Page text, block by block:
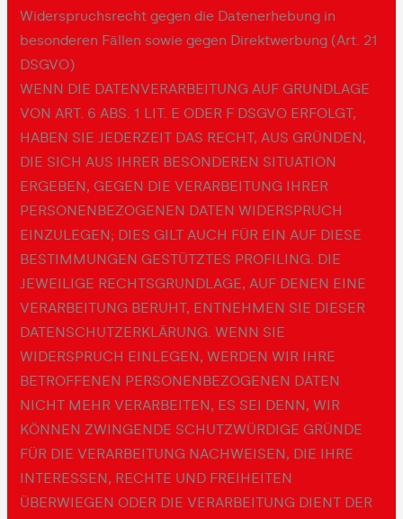
Widerspruchsrecht gegen die Datenerhebung in
besonderen Fällen sowie gegen Direktwerbung (Art. 21
DSGVO)
WENN DIE DATENVERARBEITUNG AUF GRUNDLAGE
VON ART. 6 ABS. 1 LIT. E ODER F DSGVO ERFOLGT,
HABEN SIE JEDERZEIT DAS RECHT, AUS GRÜNDEN,
DIE SICH AUS IHRER BESONDEREN SITUATION
ERGEBEN, GEGEN DIE VERARBEITUNG IHRER
PERSONENBEZOGENEN DATEN WIDERSPRUCH
EINZULEGEN; DIES GILT AUCH FÜR EIN AUF DIESE
BESTIMMUNGEN GESTÜTZTES PROFILING. DIE
JEWEILIGE RECHTSGRUNDLAGE, AUF DENEN EINE
VERARBEITUNG BERUHT, ENTNEHMEN SIE DIESER
DATENSCHUTZERKLÄRUNG. WENN SIE
WIDERSPRUCH EINLEGEN, WERDEN WIR IHRE
BETROFFENEN PERSONENBEZOGENEN DATEN
NICHT MEHR VERARBEITEN, ES SEI DENN, WIR
KÖNNEN ZWINGENDE SCHUTZWÜRDIGE GRÜNDE
FÜR DIE VERARBEITUNG NACHWEISEN, DIE IHRE
INTERESSEN, RECHTE UND FREIHEITEN
ÜBERWIEGEN ODER DIE VERARBEITUNG DIENT DER